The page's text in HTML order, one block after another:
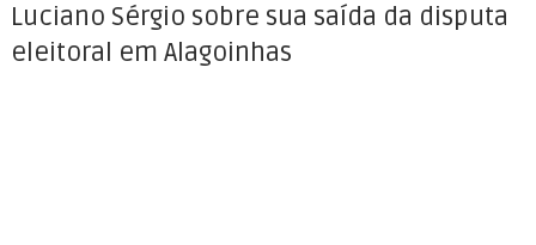
Luciano Sérgio sobre sua saída da disputa
eleitoral em Alagoinhas